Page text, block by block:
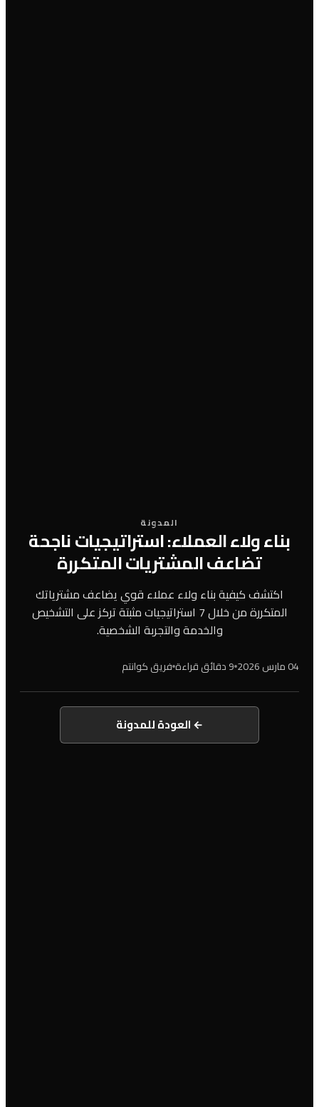
المدونة
بناء ولاء العملاء: استراتيجيات ناجحة
تضاعف المشتريات المتكررة
اكتشف كيفية بناء ولاء عملاء قوي يضاعف مشترياتك
المتكررة من خلال 7 استراتيجيات مثبتة تركز على التشخيص
والخدمة والتجربة الشخصية.
04 مارس 2026 9 دقائق قراءة فريق كوانتم
← العودة للمدونة